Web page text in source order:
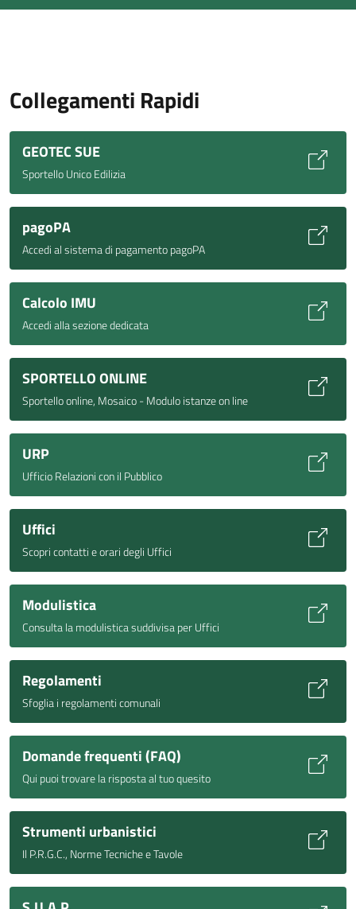
Collegamenti Rapidi
GEOTEC SUE
Sportello Unico Edilizia
pagoPA
Accedi al sistema di pagamento pagoPA
Calcolo IMU
Accedi alla sezione dedicata
SPORTELLO ONLINE
Sportello online, Mosaico - Modulo istanze on line
URP
Ufficio Relazioni con il Pubblico
Uffici
Scopri contatti e orari degli Uffici
Modulistica
Consulta la modulistica suddivisa per Uffici
Regolamenti
Sfoglia i regolamenti comunali
Domande frequenti (FAQ)
Qui puoi trovare la risposta al tuo quesito
Strumenti urbanistici
Il P.R.G.C., Norme Tecniche e Tavole